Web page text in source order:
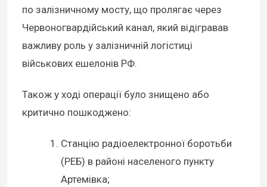
по залізничному мосту, що пролягає через
Червоногвардійський канал, який відігравав
важливу роль у залізничній логістиці
військових ешелонів РФ.
Також у ході операції було знищено або
критично пошкоджено:
Станцію радіоелектронної боротьби
(РЕБ) в районі населеного пункту
Артемівка;